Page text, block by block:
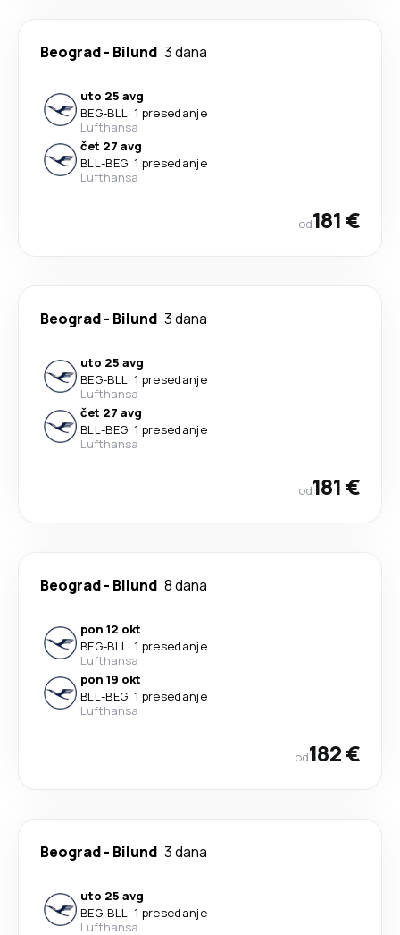
Beograd- Bilund 3 dana
uto 25 avg
BEG-BLL· 1 presedanje
Lufthansa
čet 27 avg
BLL-BEG· 1 presedanje
Lufthansa
od181 €
Beograd- Bilund 3 dana
uto 25 avg
BEG-BLL· 1 presedanje
Lufthansa
čet 27 avg
BLL-BEG· 1 presedanje
Lufthansa
od181 €
Beograd- Bilund 8 dana
pon 12 okt
BEG-BLL· 1 presedanje
Lufthansa
pon 19 okt
BLL-BEG· 1 presedanje
Lufthansa
od182 €
Beograd- Bilund 3 dana
uto 25 avg
BEG-BLL· 1 presedanje
Lufthansa